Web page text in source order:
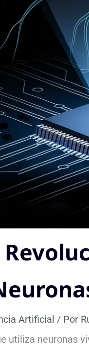
Artificial / Por
utiliza neuronas